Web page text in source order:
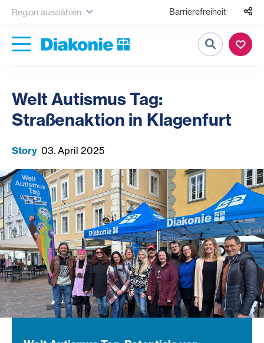
Region auswählen Barrierefreiheit
Suche
Welt Autismus Tag:
Straßenaktion in Klagenfurt
Story 03. April 2025